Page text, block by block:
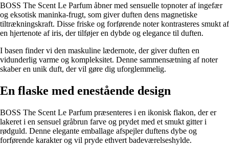
BOSS The Scent Le Parfum åbner med sensuelle topnoter af ingefær
og eksotisk maninka-frugt, som giver duften dens magnetiske
tiltrækningskraft. Disse friske og forførende noter kontrasteres smukt af
en hjertenote af iris, der tilføjer en dybde og elegance til duften.
I basen finder vi den maskuline lædernote, der giver duften en
vidunderlig varme og kompleksitet. Denne sammensætning af noter
skaber en unik duft, der vil gøre dig uforglemmelig.
En flaske med enestående design
BOSS The Scent Le Parfum præsenteres i en ikonisk flakon, der er
lakeret i en sensuel gråbrun farve og prydet med et smukt gitter i
rødguld. Denne elegante emballage afspejler duftens dybe og
forførende karakter og vil pryde ethvert badeværelseshylde.